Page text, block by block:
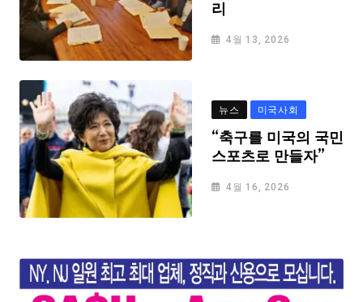
리
4월 13, 2026
뉴스 미국사회
“축구를 미국의 국민
스포츠로 만들자”
4월 16, 2026